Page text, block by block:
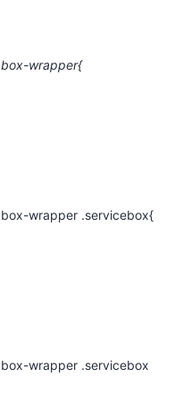
wrapper{
wrapper .servicebox{
wrapper .servicebox